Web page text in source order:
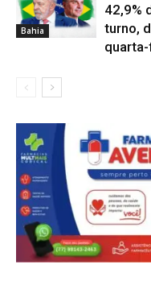
Bahia
42,9%
turno,